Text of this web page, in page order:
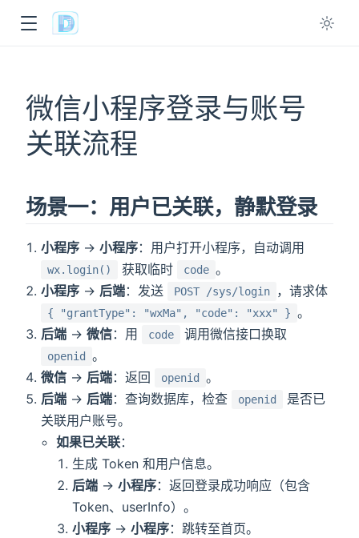
微信小程序登录与账号
关联流程
场景一：用户已关联，静默登录
小程序 →小程序：用户打开小程序，自动调用
wx.login() 获取临时 code 。
小程序 → 后端：发送 POST /sys/login ，请求体
{ "grantType": "wxMa", "code": "xxx" } 。
后端 →微信：用 code 调用微信接口换取
openid
。
微信 → 后端：返回 openid
。
后端 → 后端：查询数据库，检查 openid
是否已
关联用户账号。
如果已关联：
生成 Token 和用户信息。
后端→ 小程序：返回登录成功响应（包含
Token、userInfo）。
小程序→ 小程序：跳转至首页。